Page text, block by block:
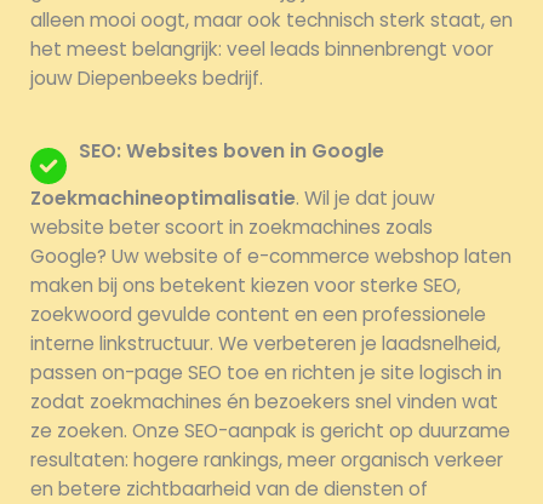
alleen mooi oogt, maar ook technisch sterk staat, en
het meest belangrijk: veel leads binnenbrengt voor
jouw Diepenbeeks bedrijf.
SEO: Websites boven in Google
Zoekmachineoptimalisatie. Wil je dat jouw
website beter scoort in zoekmachines zoals
Google? Uw website of e-commerce webshop laten
maken bij ons betekent kiezen voor sterke SEO,
zoekwoord gevulde content en een professionele
interne linkstructuur. We verbeteren je laadsnelheid,
passen on-page SEO toe en richten je site logisch in
zodat zoekmachines én bezoekers snel vinden wat
ze zoeken. Onze SEO-aanpak is gericht op duurzame
resultaten: hogere rankings, meer organisch verkeer
en betere zichtbaarheid van de diensten of